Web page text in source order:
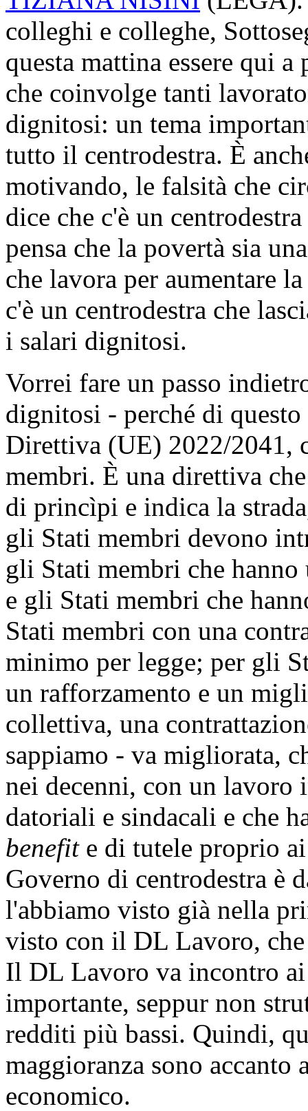
colleghi e colleghe,
questa mattina essere qui
che coinvolge tanti
dignitosi: un tema
tutto il centrodestra. È
motivando, le falsità che
dice che c'è un
pensa che la povertà sia
che lavora per aumentare
c'è un centrodestra che
i salari dignitosi.
Vorrei fare un passo
dignitosi - perché di
Direttiva (UE) 2022/2041,
membri. È una direttiva
di princìpi e indica la
gli Stati membri devono
gli Stati membri che
e gli Stati membri che
Stati membri con una
minimo per legge; per gli
un rafforzamento e un
collettiva, una
sappiamo - va migliorata,
nei decenni, con un lavoro
datoriali e sindacali e che
benefite di tutele proprio
Governo di centrodestra è
l'abbiamo visto già nella
visto con il DL Lavoro,
Il DL Lavoro va incontro
importante, seppur non
redditi più bassi. Quindi,
maggioranza sono
economico.